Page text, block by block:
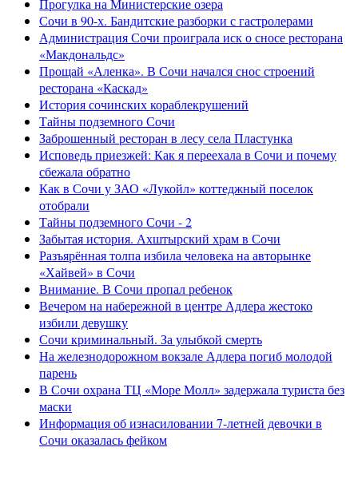
Прогулка на Министерские озера
Сочи в 90-х. Бандитские разборки с гастролерами
Администрация Сочи проиграла иск о сносе ресторана
«Макдональдс»
Прощай «Аленка». В Сочи начался снос строений
ресторана «Каскад»
История сочинских кораблекрушений
Тайны подземного Сочи
Заброшенный ресторан в лесу села Пластунка
Исповедь приезжей: Как я переехала в Сочи и почему
сбежала обратно
Как в Сочи у ЗАО «Лукойл» коттеджный поселок
отобрали
Тайны подземного Сочи - 2
Забытая история. Ахштырский храм в Сочи
Разъярённая толпа избила человека на авторынке
«Хайвей» в Сочи
Внимание. В Сочи пропал ребенок
Вечером на набережной в центре Адлера жестоко
избили девушку
Сочи криминальный. За улыбкой смерть
На железнодорожном вокзале Адлера погиб молодой
парень
В Сочи охрана ТЦ «Море Молл» задержала туриста без
маски
Информация об изнасиловании 7-летней девочки в
Сочи оказалась фейком